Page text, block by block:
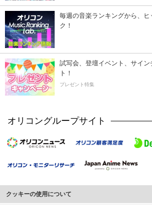
毎週の音楽ランキングから、ヒ
ク！
試写会、登壇イベント、サイ
ト！
プレゼント特集
オリコングループサイト
クッキーの使用について